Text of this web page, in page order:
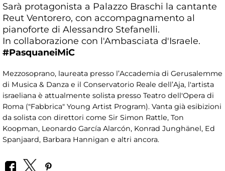
Sarà protagonista a Palazzo Braschi la cantante
Reut Ventorero, con accompagnamento al
pianoforte di Alessandro Stefanelli.
In collaborazione con l'Ambasciata d'Israele.
#PasquaneiMiC
Mezzosoprano, laureata presso l’Accademia di Gerusalemme
di Musica & Danza e il Conservatorio Reale dell’Aja, l'artista
israeliana è attualmente solista presso Teatro dell'Opera di
Roma ("Fabbrica" Young Artist Program). Vanta già esibizioni
da solista con direttori come Sir Simon Rattle, Ton
Koopman, Leonardo García Alarcón, Konrad Junghänel, Ed
Spanjaard, Barbara Hannigan e altri ancora.